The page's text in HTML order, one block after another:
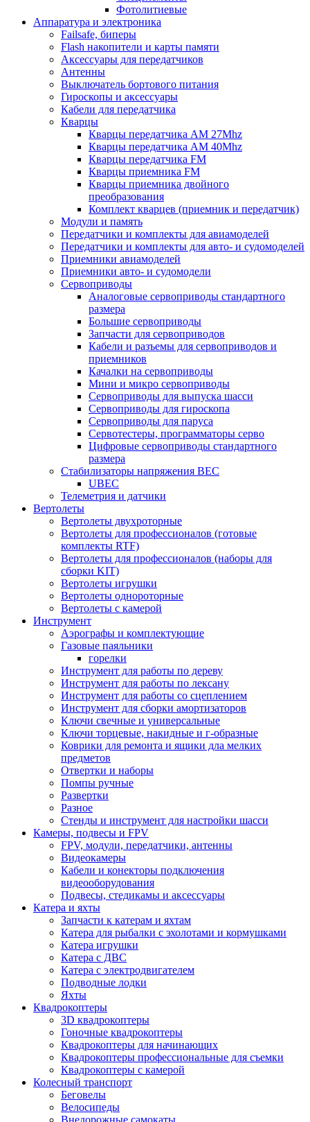
Фотолитиевые
Аппаратура и электроника
Failsafe, биперы
Flash накопители и карты памяти
Аксессуары для передатчиков
Антенны
Выключатель бортового питания
Гироскопы и аксессуары
Кабели для передатчика
Кварцы
Кварцы передатчика AM 27Mhz
Кварцы передатчика AM 40Mhz
Кварцы передатчика FM
Кварцы приемника FM
Кварцы приемника двойного
преобразования
Комплект кварцев (приемник и передатчик)
Модули и память
Передатчики и комплекты для авиамоделей
Передатчики и комплекты для авто- и судомоделей
Приемники авиамоделей
Приемники авто- и судомодели
Сервоприводы
Аналоговые сервоприводы стандартного
размера
Большие сервоприводы
Запчасти для сервоприводов
Кабели и разъемы для сервоприводов и
приемников
Качалки на сервоприводы
Мини и микро сервоприводы
Сервоприводы для выпуска шасси
Сервоприводы для гироскопа
Сервоприводы для паруса
Сервотестеры, программаторы серво
Цифровые сервоприводы стандартного
размера
Стабилизаторы напряжения BEC
UBEC
Телеметрия и датчики
Вертолеты
Вертолеты двухроторные
Вертолеты для профессионалов (готовые
комплекты RTF)
Вертолеты для профессионалов (наборы для
сборки KIT)
Вертолеты игрушки
Вертолеты однороторные
Вертолеты с камерой
Инструмент
Аэрографы и комплектующие
Газовые паяльники
горелки
Инструмент для работы по дереву
Инструмент для работы по лексану
Инструмент для работы со сцеплением
Инструмент для сборки амортизаторов
Ключи свечные и универсальные
Ключи торцевые, накидные и г-образные
Коврики для ремонта и ящики дла мелких
предметов
Отвертки и наборы
Помпы ручные
Развертки
Разное
Стенды и инструмент для настройки шасси
Камеры, подвесы и FPV
FPV, модули, передатчики, антенны
Видеокамеры
Кабели и конекторы подключения
видеооборудования
Подвесы, стедикамы и аксессуары
Катера и яхты
Запчасти к катерам и яхтам
Катера для рыбалки с эхолотами и кормушками
Катера игрушки
Катера с ДВС
Катера с электродвигателем
Подводные лодки
Яхты
Квадрокоптеры
3D квадрокоптеры
Гоночные квадрокоптеры
Квадрокоптеры для начинающих
Квадрокоптеры профессиональные для съемки
Квадрокоптеры с камерой
Колесный транспорт
Беговелы
Велосипеды
Внедорожные самокаты